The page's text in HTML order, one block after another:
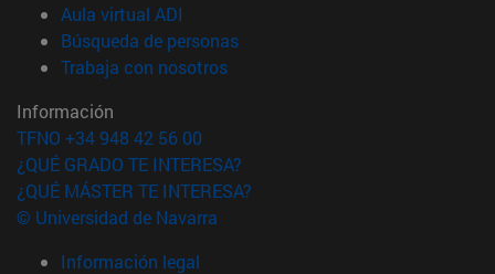
Aula virtual ADI
Búsqueda de personas(abre en nueva ventana)
Trabaja con nosotros(abre en nueva ventana)
Información
TFNO +34 948 42 56 00
¿QUÉ GRADO TE INTERESA?
¿QUÉ MÁSTER TE INTERESA?
© Universidad de Navarra
Información legal